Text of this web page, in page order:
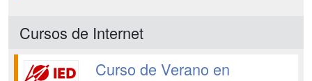
o Prestashop) como en un ma...
Cursos de Internet
Curso de Verano en